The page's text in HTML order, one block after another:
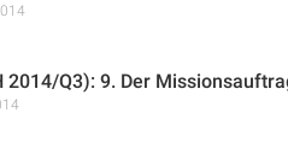
Q3): 9. Der